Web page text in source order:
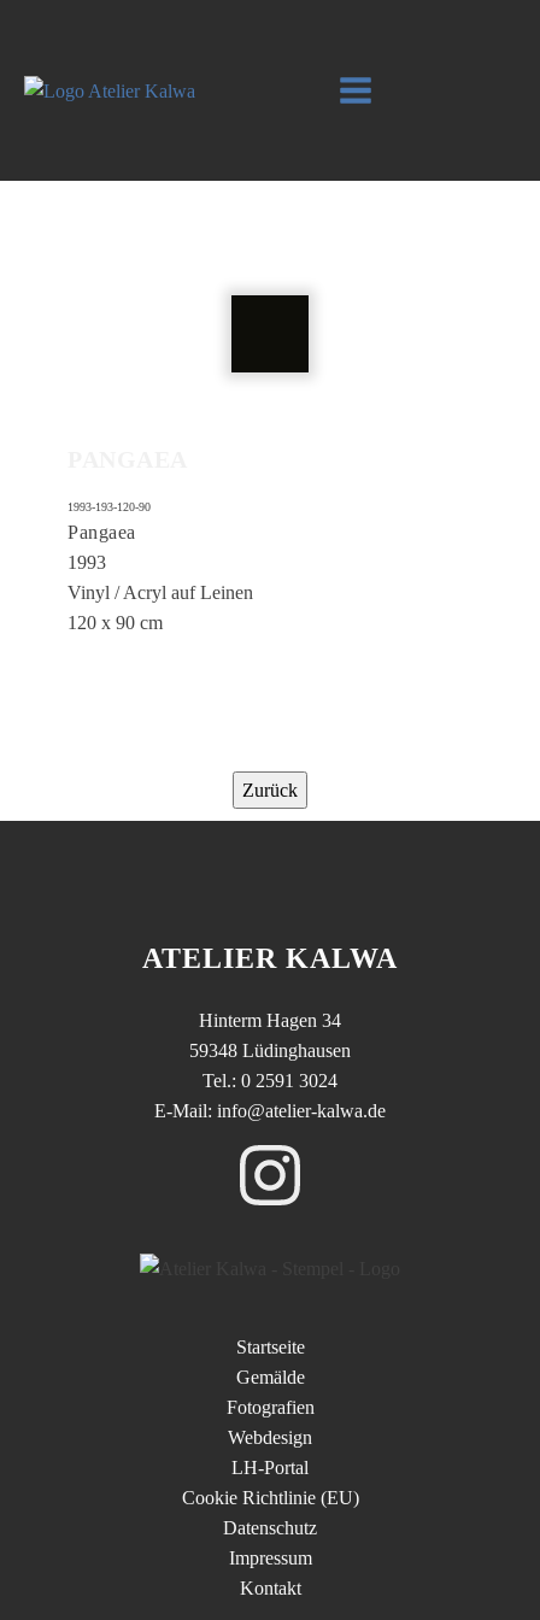
1993-193-120-90
Pangaea
1993
Vinyl / Acryl auf Leinen
120 x 90 cm
Zurück
ATELIER KALWA
Hinterm Hagen 34
59348 Lüdinghausen
Tel.: 0 2591 3024
E-Mail: info@atelier-kalwa.de
Startseite
Gemälde
Fotografien
Webdesign
LH-Portal
Cookie Richtlinie (EU)
Datenschutz
Impressum
Kontakt